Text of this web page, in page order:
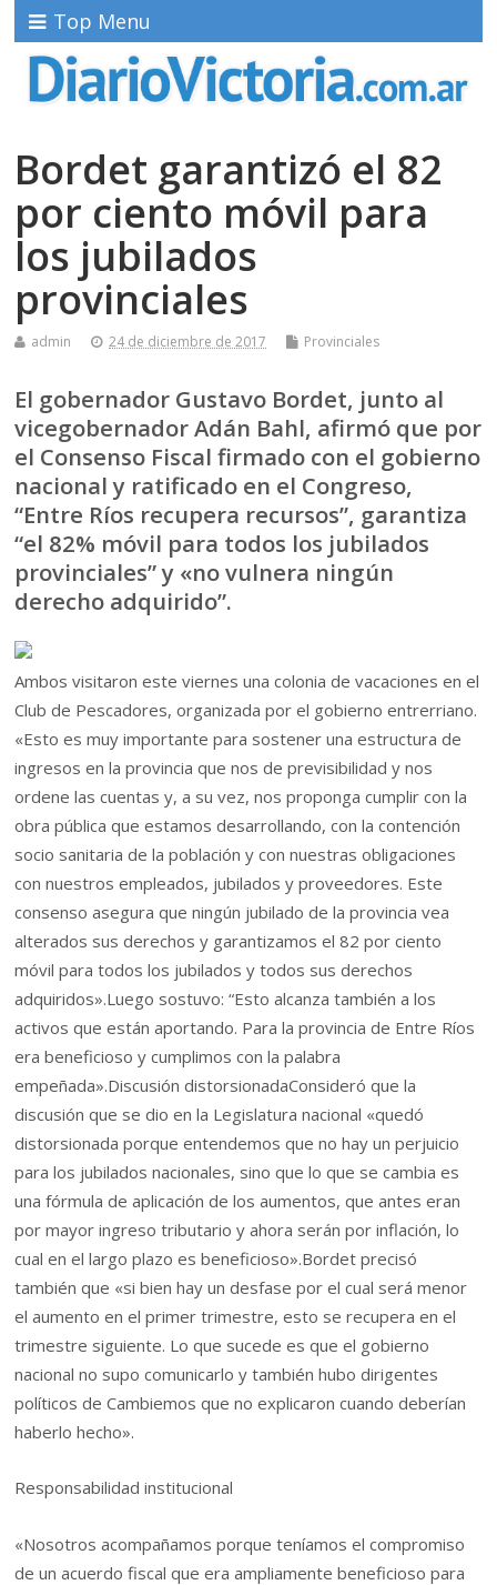
Top Menu
Bordet garantizó el 82
por ciento móvil para
los jubilados
provinciales
admin 24 de diciembre de 2017 Provinciales
El gobernador Gustavo Bordet, junto al
vicegobernador Adán Bahl, afirmó que por
el Consenso Fiscal firmado con el gobierno
nacional y ratificado en el Congreso,
“Entre Ríos recupera recursos”, garantiza
“el 82% móvil para todos los jubilados
provinciales” y «no vulnera ningún
derecho adquirido”.
Ambos visitaron este viernes una colonia de vacaciones en el
Club de Pescadores, organizada por el gobierno entrerriano.
«Esto es muy importante para sostener una estructura de
ingresos en la provincia que nos de previsibilidad y nos
ordene las cuentas y, a su vez, nos proponga cumplir con la
obra pública que estamos desarrollando, con la contención
socio sanitaria de la población y con nuestras obligaciones
con nuestros empleados, jubilados y proveedores. Este
consenso asegura que ningún jubilado de la provincia vea
alterados sus derechos y garantizamos el 82 por ciento
móvil para todos los jubilados y todos sus derechos
adquiridos».Luego sostuvo: “Esto alcanza también a los
activos que están aportando. Para la provincia de Entre Ríos
era beneficioso y cumplimos con la palabra
empeñada».Discusión distorsionadaConsideró que la
discusión que se dio en la Legislatura nacional «quedó
distorsionada porque entendemos que no hay un perjuicio
para los jubilados nacionales, sino que lo que se cambia es
una fórmula de aplicación de los aumentos, que antes eran
por mayor ingreso tributario y ahora serán por inflación, lo
cual en el largo plazo es beneficioso».Bordet precisó
también que «si bien hay un desfase por el cual será menor
el aumento en el primer trimestre, esto se recupera en el
trimestre siguiente. Lo que sucede es que el gobierno
nacional no supo comunicarlo y también hubo dirigentes
políticos de Cambiemos que no explicaron cuando deberían
haberlo hecho».
Responsabilidad institucional
«Nosotros acompañamos porque teníamos el compromiso
de un acuerdo fiscal que era ampliamente beneficioso para